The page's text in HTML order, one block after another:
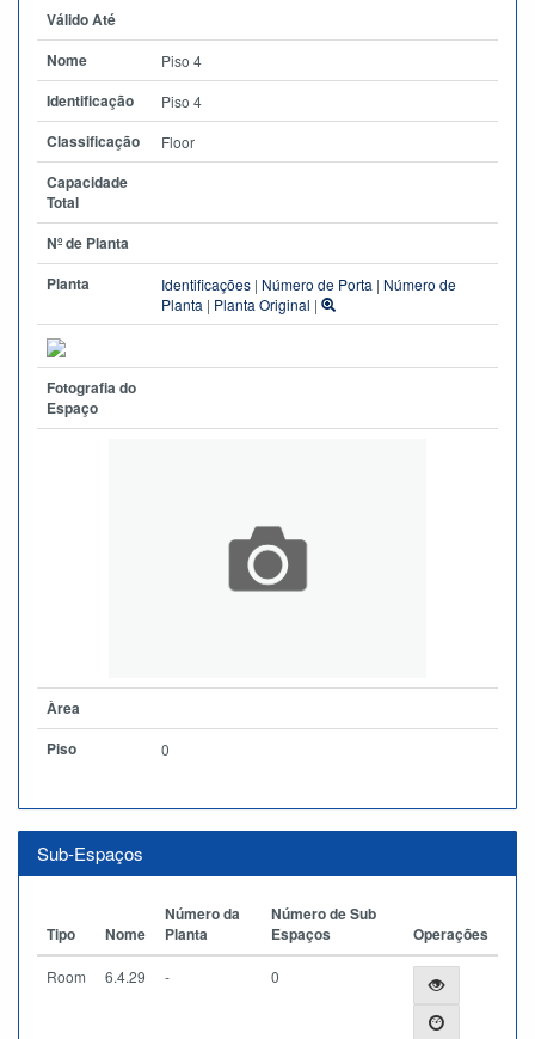
Válido Até
Nome
Piso 4
Identificação Piso 4
Classificação Floor
Capacidade
Total
Nº de Planta
Planta
Identificações | Número de Porta | Número de
Planta | Planta Original |
Fotografia do
Espaço
Àrea
Piso
0
Sub-Espaços
Tipo Nome
Número da
Planta
Número de Sub
Espaços
Operações
Room 6.4.29 - 0